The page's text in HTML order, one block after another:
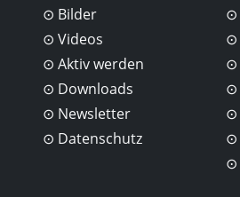
Bilder
Videos
Aktiv werden
Downloads
Newsletter
Datenschutz